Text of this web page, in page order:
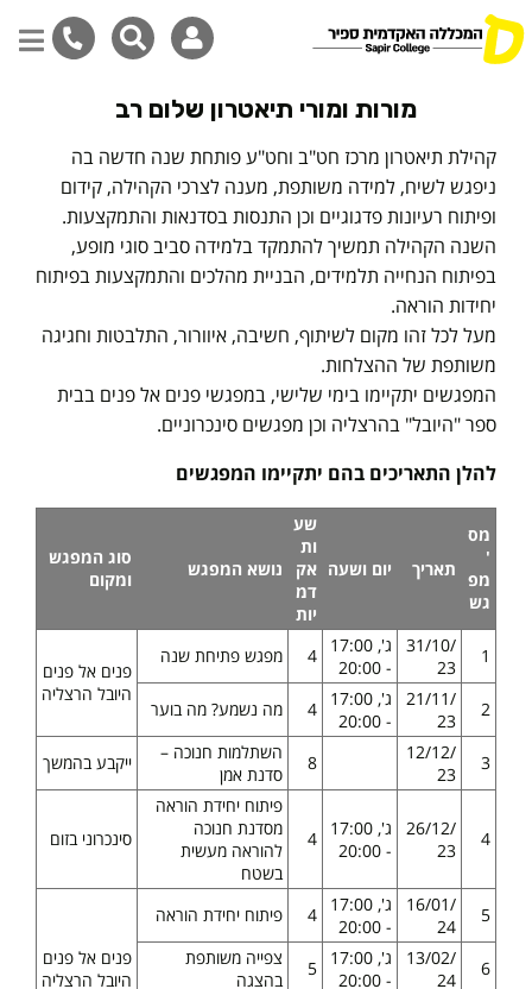
לתוכן
המרכזי
מורות ומורי תיאטרון שלום רב
קהילת תיאטרון מרכז חט"ב וחט"ע פותחת שנה חדשה בה
ניפגש לשיח, למידה משותפת, מענה לצרכי הקהילה, קידום
ופיתוח רעיונות פדגוגיים וכן התנסות בסדנאות והתמקצעות.
השנה הקהילה תמשיך להתמקד בלמידה סביב סוגי מופע,
בפיתוח הנחייה תלמידים, הבניית מהלכים והתמקצעות בפיתוח
יחידות הוראה.
מעל לכל זהו מקום לשיתוף, חשיבה, איוורור, התלבטות וחגיגה
משותפת של ההצלחות.
המפגשים יתקיימו בימי שלישי, במפגשי פנים אל פנים בבית
ספר "היובל" בהרצליה וכן מפגשים סינכרוניים.
להלן התאריכים בהם יתקיימו המפגשים
מס
'
מפ
גש
תאריך יום ושעה
שע
ות
אק
דמ
יות
נושא המפגש
סוג המפגש
ומקום
1
31/10/
23
ג', 17:00
- 20:00
4 מפגש פתיחת שנה
פנים אל פנים
היובל הרצליה
2
21/11/
23
ג', 17:00
- 20:00
4 מה נשמע? מה בוער
3
12/12/
23
8
השתלמות חנוכה –
סדנת אמן
ייקבע בהמשך
4
26/12/
23
ג', 17:00
- 20:00
4
פיתוח יחידת הוראה
מסדנת חנוכה
להוראה מעשית
בשטח
סינכרוני בזום
5
16/01/
24
ג', 17:00
- 20:00
4
פיתוח יחידת הוראה
פנים אל פנים
היובל הרצליה
6
13/02/
24
ג', 17:00
- 20:00
5
צפייה משותפת
בהצגה